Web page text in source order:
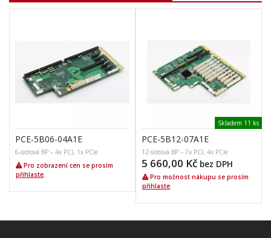
PCE-5B06-04A1E
6-slotová BP – 4x PCI, 1x PCIe
Pro zobrazení cen se prosím
přihlaste.
Skladem 11 ks
PCE-5B12-07A1E
12-slotová BP – 7x PCI, 4x PCIe
5 660,00 Kč bez DPH
Pro možnost nákupu se prosím
přihlaste.